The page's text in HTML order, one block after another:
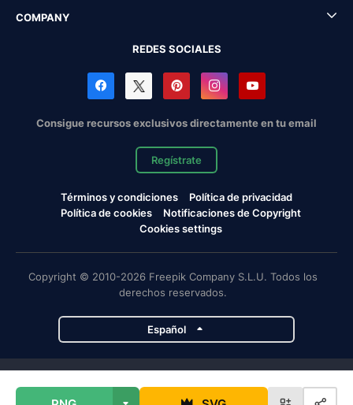
COMPANY
REDES SOCIALES
Consigue recursos exclusivos directamente en tu email
Regístrate
Términos y condiciones
Política de privacidad
Política de cookies
Notificaciones de Copyright
Cookies settings
Copyright © 2010-2026 Freepik Company S.L.U. Todos los
derechos reservados.
Español